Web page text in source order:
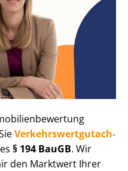
Ver­kehrs­wert­gut­ach­
§ 194 BauGB. Wir
den Marktwert Ihrer